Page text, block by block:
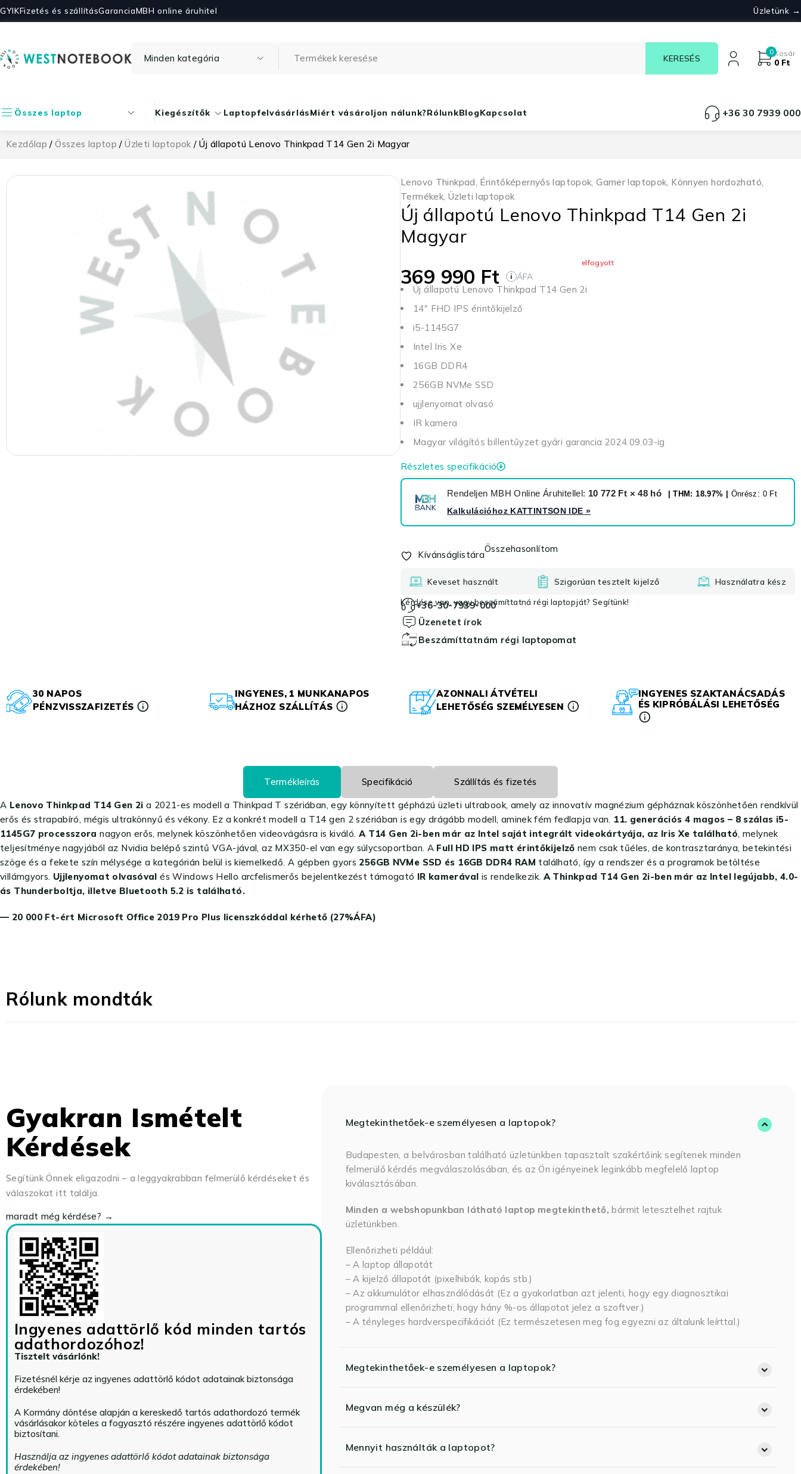
GYIKFizetés és szállításGaranciaMBH online áruhitel Üzletünk →
0Kosár
0 Ft
Összes laptop Kiegészítők LaptopfelvásárlásMiért vásároljon nálunk?RólunkBlogKapcsolat +36 30 7939 000
Kezdőlap /Összes laptop /Üzleti laptopok / Új állapotú Lenovo Thinkpad T14 Gen 2i Magyar
Lenovo Thinkpad, Érintőképernyős laptopok,Gamer laptopok, Könnyen hordozható,
Termékek, Üzleti laptopok
Új állapotú Lenovo Thinkpad T14 Gen 2i
Magyar
elfogyott
369 990 Ft i ÁFA
Új állapotú Lenovo Thinkpad T14 Gen 2i
14" FHD IPS érintőkijelző
i5-1145G7
Intel Iris Xe
16GB DDR4
256GB NVMe SSD
ujjlenyomat olvasó
IR kamera
Magyar világítós billentűyzet gyári garancia 2024.09.03-ig
Részletes specifikáció
Rendeljen MBH Online Áruhitellel: 10 772 Ft × 48 hó | THM: 18.97% | Önrész: 0 Ft
Kalkulációhoz KATTINTSON IDE »
Kívánságlistára
Összehasonlítom
Keveset használt Szigorúan tesztelt kijelző Használatra kész
Kérdése van, vagy beszámíttatná régi laptopját? Segítünk!
+36-30-7939-000
Üzenetet írok
Beszámíttatnám régi laptopomat
30 NAPOS
PÉNZVISSZAFIZETÉS
INGYENES, 1 MUNKANAPOS
HÁZHOZ SZÁLLÍTÁS
AZONNALI ÁTVÉTELI
LEHETŐSÉG SZEMÉLYESEN
INGYENES SZAKTANÁCSADÁS
ÉS KIPRÓBÁLÁSI LEHETŐSÉG
Termékleírás Specifikáció Szállítás és fizetés
A Lenovo Thinkpad T14 Gen 2i a 2021-es modell a Thinkpad T szériában, egy könnyített gépházú üzleti ultrabook, amely az innovatív magnézium gépháznak köszönhetően rendkívül
erős és strapabíró, mégis ultrakönnyű és vékony. Ez a konkrét modell a T14 gen 2 szériában is egy drágább modell, aminek fém fedlapja van. 11. generációs 4 magos – 8 szálas i5-
1145G7 processzora nagyon erős, melynek köszönhetően videovágásra is kiváló. A T14 Gen 2i-ben már az Intel saját integrált videokártyája, az Iris Xe található, melynek
teljesítménye nagyjából az Nvidia belépő szintű VGA-jával, az MX350-el van egy súlycsoportban. A Full HD IPS matt érintőkijelző nem csak tűéles, de kontrasztaránya, betekintési
szöge és a fekete szín mélysége a kategórián belül is kiemelkedő. A gépben gyors 256GB NVMe SSD és 16GB DDR4 RAM található, így a rendszer és a programok betöltése
villámgyors. Ujjlenyomat olvasóval és Windows Hello arcfelismerős bejelentkezést támogató IR kamerával is rendelkezik. A Thinkpad T14 Gen 2i-ben már az Intel legújabb, 4.0-
ás Thunderboltja, illetve Bluetooth 5.2 is található.
— 20 000 Ft-ért Microsoft Office 2019 Pro Plus licenszkóddal kérhető (27%ÁFA)
Rólunk mondták
Gyakran Ismételt
Kérdések
Segítünk Önnek eligazodni – a leggyakrabban felmerülő kérdéseket és
válaszokat itt találja.
maradt még kérdése? →
Ingyenes adattörlő kód minden tartós
adathordozóhoz!
Tisztelt vásárlónk!
Fizetésnél kérje az ingyenes adattörlő kódot adatainak biztonsága
érdekében!
A Kormány döntése alapján a kereskedő tartós adathordozó termék
vásárlásakor köteles a fogyasztó részére ingyenes adattörlő kódot
biztosítani.
Használja az ingyenes adattörlő kódot adatainak biztonsága
érdekében!
Megtekinthetőek-e személyesen a laptopok?
Budapesten, a belvárosban található üzletünkben tapasztalt szakértőink segítenek minden
felmerülő kérdés megválaszolásában, és az Ön igényeinek leginkább megfelelő laptop
kiválasztásában.
Minden a webshopunkban látható laptop megtekinthető,bármit letesztelhet rajtuk
üzletünkben.
Ellenőrizheti például:
– A laptop állapotát
– A kijelző állapotát (pixelhibák, kopás stb.)
– Az akkumulátor elhasználódását (Ez a gyakorlatban azt jelenti, hogy egy diagnosztikai
programmal ellenőrizheti, hogy hány %-os állapotot jelez a szoftver.)
– A tényleges hardverspecifikációt (Ez természetesen meg fog egyezni az általunk leírttal.)
Megtekinthetőek-e személyesen a laptopok?
Megvan még a készülék?
Mennyit használták a laptopot?